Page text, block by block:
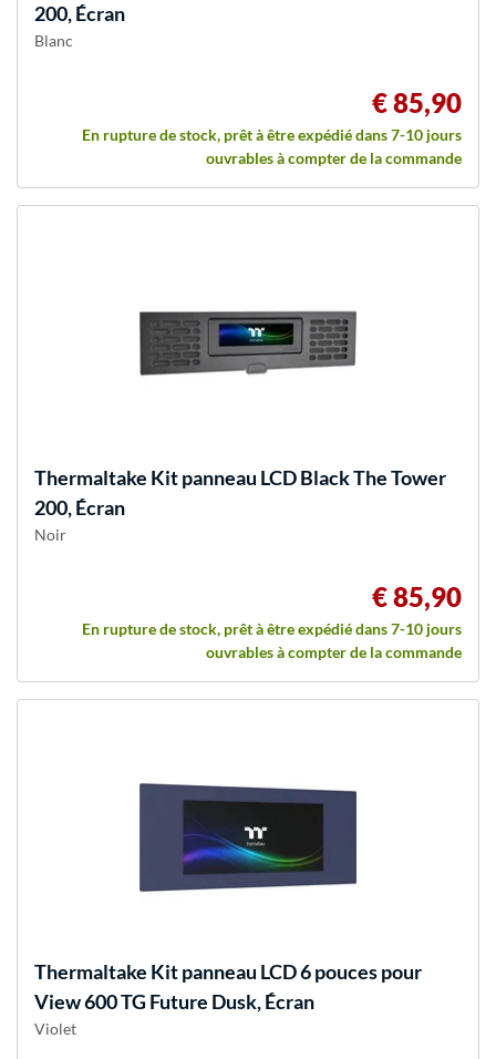
200, Écran
Blanc
€ 85,90
En rupture de stock, prêt à être expédié dans 7-10 jours
ouvrables à compter de la commande
Thermaltake Kit panneau LCD Black The Tower
200, Écran
Noir
€ 85,90
En rupture de stock, prêt à être expédié dans 7-10 jours
ouvrables à compter de la commande
Thermaltake Kit panneau LCD 6 pouces pour
View 600 TG Future Dusk, Écran
Violet